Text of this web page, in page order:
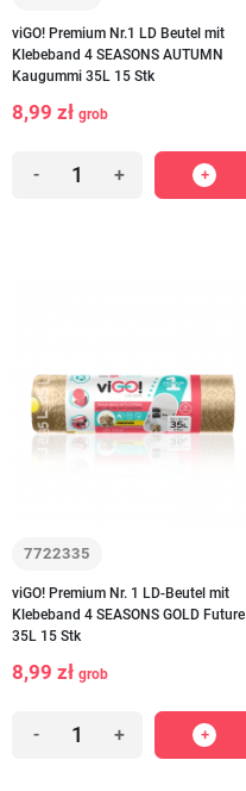
viGO! Premium Nr.1 LD Beutel mit
Klebeband 4 SEASONS AUTUMN
Kaugummi 35L 15 Stk
8,99 zł grob
- +
7722335
viGO! Premium Nr. 1 LD-Beutel mit
Klebeband 4 SEASONS GOLD Future
35L 15 Stk
8,99 zł grob
- +